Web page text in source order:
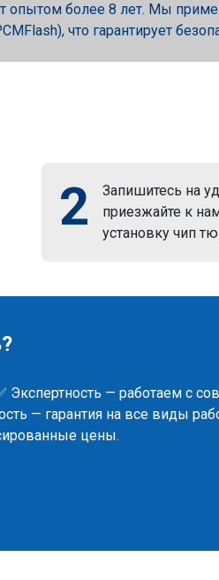
более 8 лет. Мы
что гарантирует
2
Запишитесь на
приезжайте к
установку чип
Экспертность — работаем с
— гарантия на все виды
цены.